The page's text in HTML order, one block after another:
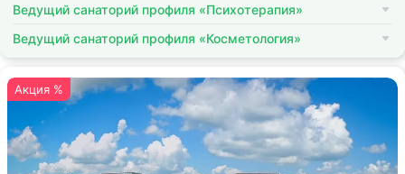
Ведущий санаторий профиля «Психотерапия»
Ведущий санаторий профиля «Косметология»
Акция %